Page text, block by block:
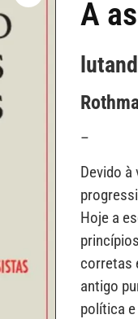
A
–
Devido
Hoje a
corretas
antigo
política